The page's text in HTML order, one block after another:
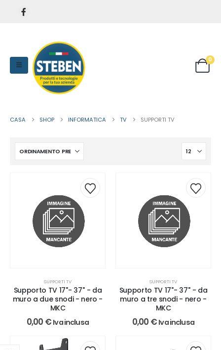
0
CASA SHOP INFORMATICA TV SUPPORTI TV
SUPPORTI TV
Supporto TV 17''- 37'' - da
muro a due snodi - nero -
MKC
0,00 € Iva inclusa
SUPPORTI TV
Supporto TV 17''- 37'' - da
muro a tre snodi - nero -
MKC
0,00 € Iva inclusa